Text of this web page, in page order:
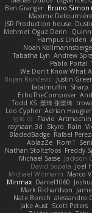
Ben Granger Bruno Simon
Maxime Detournière
JSR Production house
Mehmet Oguz Derin
Hampus Linden
Noah
Tabatha Lyn Andrew
Pablo Portal
We Don't Know What
Bojan Rončević Justin
fatalmuffin Sharp
EchoTheComposer
Todd KS 景琦 张景琦
Loo Cypher Adrian
민희 이
Flavio
rayhaan.3d
Skyro Rain
BladedBadge Rafael
AblazZe Rom1
Nathan Stoltzfoos Freddy
Michael Sasse Jackson
David Sopala Joel
Michael Witmann Marco
Minmax Daniel1060
Mark Richardson
Nate Borsch alessandro
Jake Aust Scott Peters